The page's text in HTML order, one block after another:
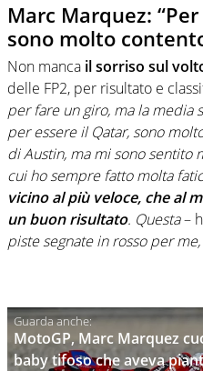
Marc Marquez:
sono molto
Non manca il sorriso sul
delle FP2, per risultato e
per fare un giro, ma la media
per essere il Qatar, sono
di Austin, ma mi sono sentito
cui ho sempre fatto molta
vicino al più veloce, che al
un buon risultato. Questa–
piste segnate in rosso per
MotoGP, Marc Marquez
baby tifoso che aveva